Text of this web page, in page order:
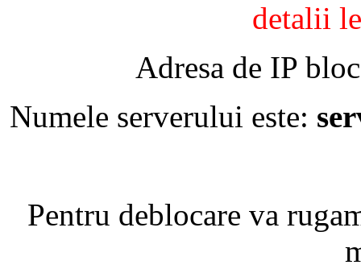
detalii
Adresa de IP
Numele serverului este:
Pentru deblocare va